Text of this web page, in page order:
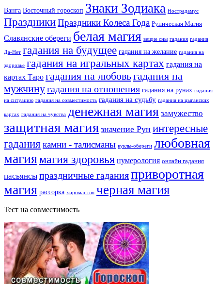
Ванга Восточный гороскоп Знаки Зодиака Нострадамус
ПраздникиПраздники Колеса Года Руническая Магия
Славянские обереги белая магия вещие сны гадания гадания
Да-Нет гадания на будущее гадания на желание гадания на
здоровье гадания на игральных картах гадания на
картах Таро гадания на любовьгадания на
мужчинугадания на отношения гадания на рунах гадания
на ситуацию гадания на совместимость гадания на судьбу гадания на цыганских
картах гадания на чувства денежная магия замужество
защитная магия значение Рун интересные
гадания камни - талисманы куклы-обереги любовная
магиямагия здоровья нумерология онлайн гадания
пасьянсы праздничные гаданияприворотная
магия рассорка хиромантия черная магия
Тест на совместимость